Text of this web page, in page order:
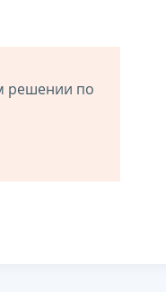
решении по